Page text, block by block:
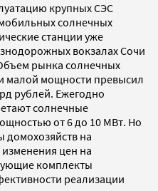
крупных СЭС
солнечных
станции уже
вокзалах Сочи
рынка солнечных
малой мощности превысил
рублей. Ежегодно
солнечные
от 6 до 10 МВт. Но
домохозяйств на
цен на
комплекты
реализации